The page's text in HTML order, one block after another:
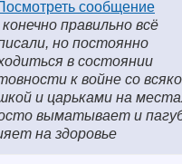
правильно всё
но постоянно
в состоянии
к войне со
и царьками на
выматывает и
на здоровье